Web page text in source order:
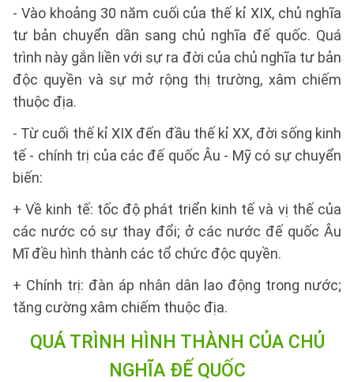
- Vào khoảng 30 năm cuối của thế kỉ XIX, chủ nghĩa
tư bản chuyển dần sang chủ nghĩa đế quốc. Quá
trình này gắn liền với sự ra đời của chủ nghĩa tư bản
độc quyền và sự mở rộng thị trường, xâm chiếm
thuộc địa.
- Từ cuối thế kỉ XIX đến đầu thế kỉ XX, đời sống kinh
tế - chính trị của các đế quốc Âu - Mỹ có sự chuyển
biến:
+ Về kinh tế: tốc độ phát triển kinh tế và vị thế của
các nước có sự thay đổi; ở các nước đế quốc Âu
Mĩ đều hình thành các tổ chức độc quyền.
+ Chính trị: đàn áp nhân dân lao động trong nước;
tăng cường xâm chiếm thuộc địa.
QUÁ TRÌNH HÌNH THÀNH CỦA CHỦ
NGHĨA ĐẾ QUỐC